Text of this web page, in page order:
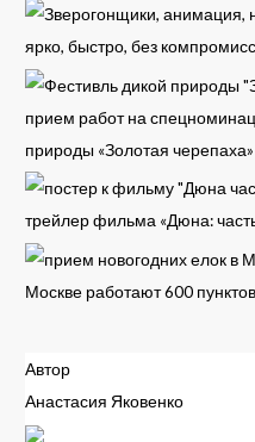
ярко, быстро, без
прием работ на
природы «Золотая черепаха»
трейлер фильма «Дюна:
Москве работают 600
Автор
Анастасия Яковенко